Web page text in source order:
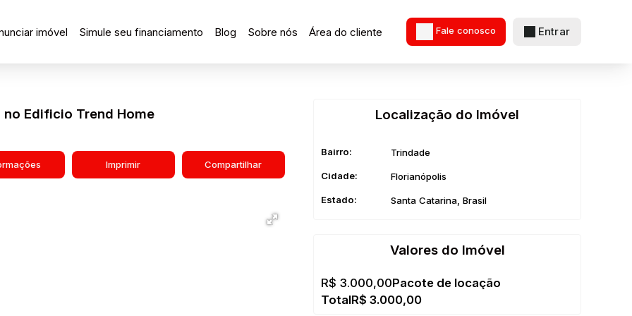
Entrar
Fale conosco
Área do cliente
Sobre nós
Blog
Simule seu financiamento
imóvel
Edificio Trend Home
Imprimir Compartilhar
Localização do Imóvel
Bairro: Trindade
Cidade: Florianópolis
Estado: Santa Catarina, Brasil
Valores do Imóvel
R$ 3.000,00
R$ 3.000,00